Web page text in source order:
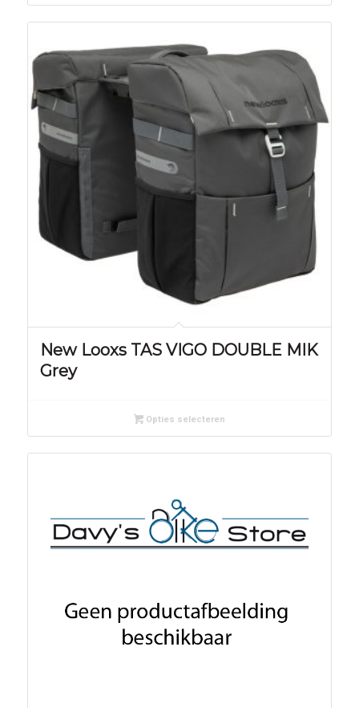
New Looxs TAS VIGO DOUBLE MIK
Grey
Opties selecteren